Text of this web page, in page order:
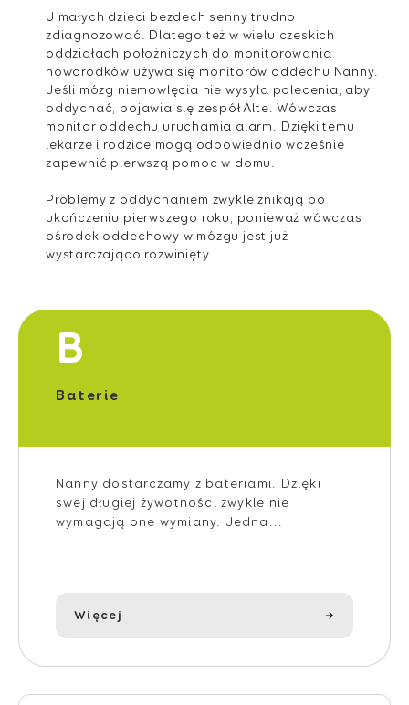
U małych dzieci bezdech senny trudno
zdiagnozować. Dlatego też w wielu czeskich
oddziałach położniczych do monitorowania
noworodków używa się monitorów oddechu Nanny.
Jeśli mózg niemowlęcia nie wysyła polecenia, aby
oddychać, pojawia się zespół Alte. Wówczas
monitor oddechu uruchamia alarm. Dzięki temu
lekarze i rodzice mogą odpowiednio wcześnie
zapewnić pierwszą pomoc w domu.
Problemy z oddychaniem zwykle znikają po
ukończeniu pierwszego roku, ponieważ wówczas
ośrodek oddechowy w mózgu jest już
wystarczająco rozwinięty.
B
Baterie
Nanny dostarczamy z bateriami. Dzięki
swej długiej żywotności zwykle nie
wymagają one wymiany. Jedna...
Więcej